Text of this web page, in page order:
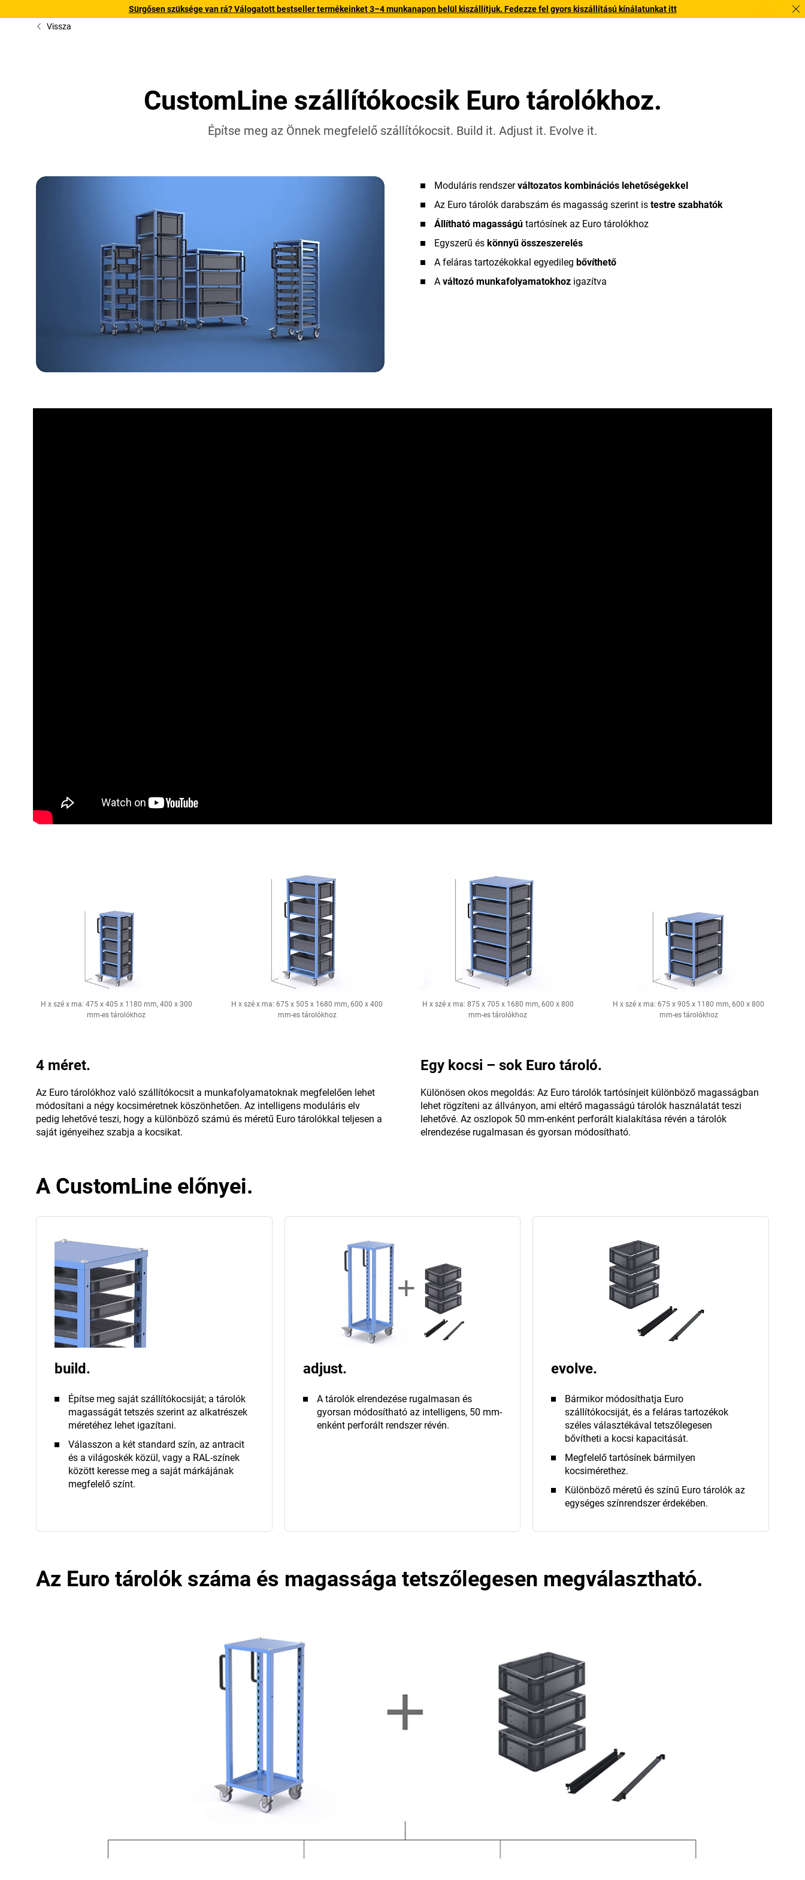
Sürgősen szüksége van rá? Válogatott bestseller termékeinket 3–4 munkanapon belül kiszállítjuk. Fedezze fel gyors kiszállítású kínálatunkat itt
Vissza
CustomLine szállítókocsik Euro tárolókhoz.
Építse meg az Önnek megfelelő szállítókocsit. Build it. Adjust it. Evolve it.
Moduláris rendszerváltozatos kombinációs lehetőségekkel
Az Euro tárolók darabszám és magasság szerint is testre szabhatók
Állítható magasságú tartósínek az Euro tárolókhoz
Egyszerű és könnyű összeszerelés
A feláras tartozékokkal egyedileg bővíthető
A változó munkafolyamatokhoz igazítva
H x szé x ma: 475 x 405 x 1180 mm, 400 x 300
mm-es tárolókhoz
H x szé x ma: 675 x 505 x 1680 mm, 600 x 400
mm-es tárolókhoz
H x szé x ma: 875 x 705 x 1680 mm, 600 x 800
mm-es tárolókhoz
H x szé x ma: 675 x 905 x 1180 mm, 600 x 800
mm-es tárolókhoz
4 méret.
Az Euro tárolókhoz való szállítókocsit a munkafolyamatoknak megfelelően lehet
módosítani a négy kocsiméretnek köszönhetően. Az intelligens moduláris elv
pedig lehetővé teszi, hogy a különböző számú és méretű Euro tárolókkal teljesen a
saját igényeihez szabja a kocsikat.
Egy kocsi – sok Euro tároló.
Különösen okos megoldás: Az Euro tárolók tartósínjeit különböző magasságban
lehet rögzíteni az állványon, ami eltérő magasságú tárolók használatát teszi
lehetővé. Az oszlopok 50 mm-enként perforált kialakítása révén a tárolók
elrendezése rugalmasan és gyorsan módosítható.
A CustomLine előnyei.
build.
Építse meg saját szállítókocsiját; a tárolók
magasságát tetszés szerint az alkatrészek
méretéhez lehet igazítani.
Válasszon a két standard szín, az antracit
és a világoskék közül, vagy a RAL-színek
között keresse meg a saját márkájának
megfelelő színt.
adjust.
A tárolók elrendezése rugalmasan és
gyorsan módosítható az intelligens, 50 mm-
enként perforált rendszer révén.
evolve.
Bármikor módosíthatja Euro
szállítókocsiját, és a feláras tartozékok
széles választékával tetszőlegesen
bővítheti a kocsi kapacitását.
Megfelelő tartósínek bármilyen
kocsimérethez.
Különböző méretű és színű Euro tárolók az
egységes színrendszer érdekében.
Az Euro tárolók száma és magassága tetszőlegesen megválasztható.